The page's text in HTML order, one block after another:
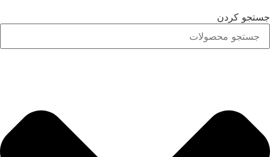
جستجو کردن